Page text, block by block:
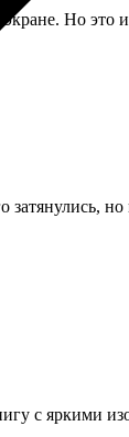
Но это
затянулись,
с яркими